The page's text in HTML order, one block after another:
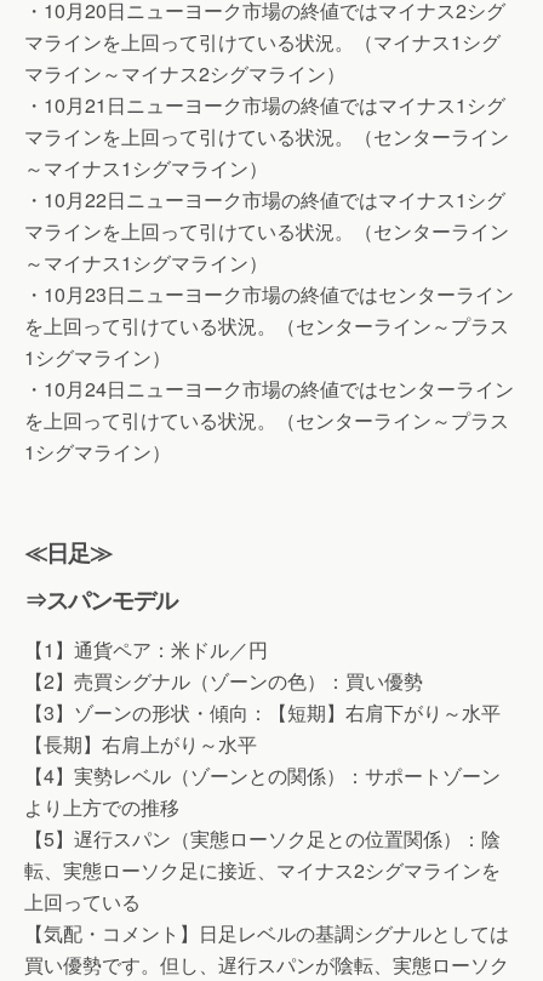
・10月20日ニューヨーク市場の終値ではマイナス2シグ
マラインを上回って引けている状況。（マイナス1シグ
マライン～マイナス2シグマライン）
・10月21日ニューヨーク市場の終値ではマイナス1シグ
マラインを上回って引けている状況。（センターライン
～マイナス1シグマライン）
・10月22日ニューヨーク市場の終値ではマイナス1シグ
マラインを上回って引けている状況。（センターライン
～マイナス1シグマライン）
・10月23日ニューヨーク市場の終値ではセンターライン
を上回って引けている状況。（センターライン～プラス
1シグマライン）
・10月24日ニューヨーク市場の終値ではセンターライン
を上回って引けている状況。（センターライン～プラス
1シグマライン）
≪日足≫
⇒スパンモデル
【1】通貨ペア：米ドル／円
【2】売買シグナル（ゾーンの色）：買い優勢
【3】ゾーンの形状・傾向：【短期】右肩下がり～水平
【長期】右肩上がり～水平
【4】実勢レベル（ゾーンとの関係）：サポートゾーン
より上方での推移
【5】遅行スパン（実態ローソク足との位置関係）：陰
転、実態ローソク足に接近、マイナス2シグマラインを
上回っている
【気配・コメント】日足レベルの基調シグナルとしては
買い優勢です。但し、遅行スパンが陰転、実態ローソク